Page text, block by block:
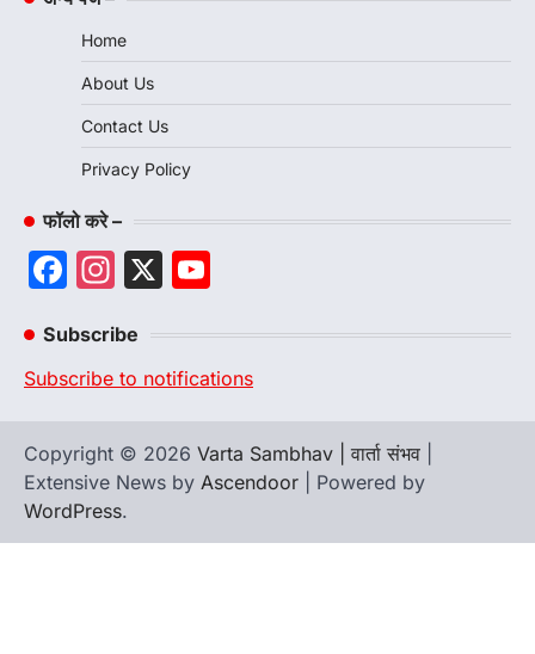
Home
About Us
Contact Us
Privacy Policy
फॉलो करे –
Facebook
Instagram
X
Subscribe
Subscribe to notifications
Copyright © 2026 Varta Sambhav | वार्ता संभव
Extensive News by Ascendoor | Powered by
WordPress.